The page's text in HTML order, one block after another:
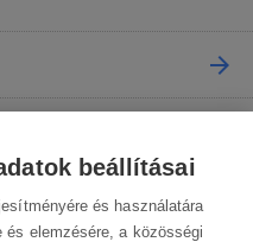
beállításai
és használatára
elemzésére, a közösségi